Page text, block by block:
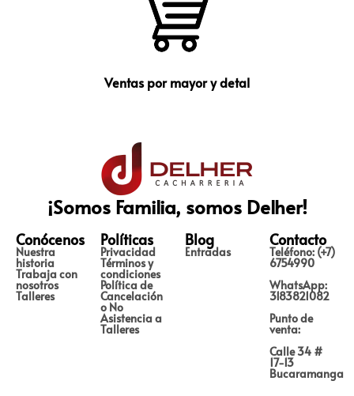
Ventas por mayor y detal
¡Somos Familia, somos Delher!
Conócenos
Nuestra
historia
Trabaja con
nosotros
Talleres
Políticas
Privacidad
Términos y
condiciones
Política de
Cancelación
o No
Asistencia a
Talleres
Blog
Entradas
Contacto
Teléfono: (+7)
6754990
WhatsApp:
3183821082
Punto de
venta:
Calle 34 #
17-13
Bucaramanga